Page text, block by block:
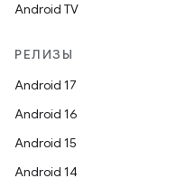
Android TV
РЕЛИЗЫ
Android 17
Android 16
Android 15
Android 14